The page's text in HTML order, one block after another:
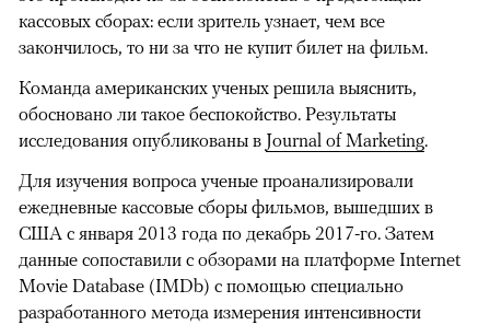
кассовых сборах: если зритель узнает, чем все
закончилось, то ни за что не купит билет на фильм.
Команда американских ученых решила выяснить,
обосновано ли такое беспокойство. Результаты
исследования опубликованы в Journal of Marketing.
Для изучения вопроса ученые проанализировали
ежедневные кассовые сборы фильмов, вышедших в
США с января 2013 года по декабрь 2017-го. Затем
данные сопоставили с обзорами на платформе Internet
Movie Database (IMDb) с помощью специально
разработанного метода измерения интенсивности